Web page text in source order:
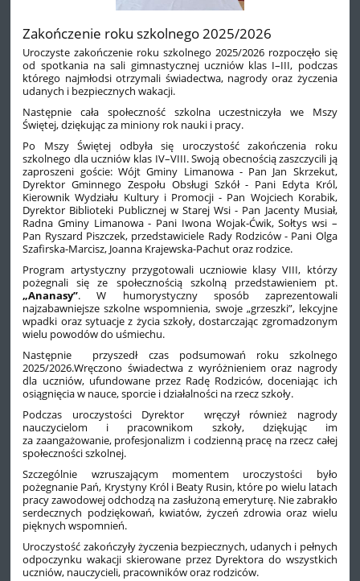
Zakończenie roku szkolnego 2025/2026
Uroczyste zakończenie roku szkolnego 2025/2026 rozpoczęło się
od spotkania na sali gimnastycznej uczniów klas I–III, podczas
którego najmłodsi otrzymali świadectwa, nagrody oraz życzenia
udanych i bezpiecznych wakacji.
Następnie cała społeczność szkolna uczestniczyła we Mszy
Świętej, dziękując za miniony rok nauki i pracy.
Po Mszy Świętej odbyła się uroczystość zakończenia roku
szkolnego dla uczniów klas IV–VIII. Swoją obecnością zaszczycili ją
zaproszeni goście: Wójt Gminy Limanowa - Pan Jan Skrzekut,
Dyrektor Gminnego Zespołu Obsługi Szkół - Pani Edyta Król,
Kierownik Wydziału Kultury i Promocji - Pan Wojciech Korabik,
Dyrektor Biblioteki Publicznej w Starej Wsi - Pan Jacenty Musiał,
Radna Gminy Limanowa - Pani Iwona Wojak-Ćwik, Sołtys wsi –
Pan Ryszard Piszczek, przedstawiciele Rady Rodziców - Pani Olga
Szafirska-Marcisz, Joanna Krajewska-Pachut oraz rodzice.
Program artystyczny przygotowali uczniowie klasy VIII, którzy
pożegnali się ze społecznością szkolną przedstawieniem pt.
„Ananasy”. W humorystyczny sposób zaprezentowali
najzabawniejsze szkolne wspomnienia, swoje „grzeszki”, lekcyjne
wpadki oraz sytuacje z życia szkoły, dostarczając zgromadzonym
wielu powodów do uśmiechu.
Następnie przyszedł czas podsumowań roku szkolnego
2025/2026.Wręczono świadectwa z wyróżnieniem oraz nagrody
dla uczniów, ufundowane przez Radę Rodziców, doceniając ich
osiągnięcia w nauce, sporcie i działalności na rzecz szkoły.
Podczas uroczystości Dyrektor wręczył również nagrody
nauczycielom i pracownikom szkoły, dziękując im
za zaangażowanie, profesjonalizm i codzienną pracę na rzecz całej
społeczności szkolnej.
Szczególnie wzruszającym momentem uroczystości było
pożegnanie Pań, Krystyny Król i Beaty Rusin, które po wielu latach
pracy zawodowej odchodzą na zasłużoną emeryturę. Nie zabrakło
serdecznych podziękowań, kwiatów, życzeń zdrowia oraz wielu
pięknych wspomnień.
Uroczystość zakończyły życzenia bezpiecznych, udanych i pełnych
odpoczynku wakacji skierowane przez Dyrektora do wszystkich
uczniów, nauczycieli, pracowników oraz rodziców.